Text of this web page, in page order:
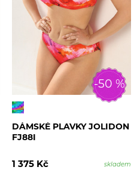
-50 %
DÁMSKÉ PLAVKY JOLIDON
FJ88I
1 375 Kč skladem